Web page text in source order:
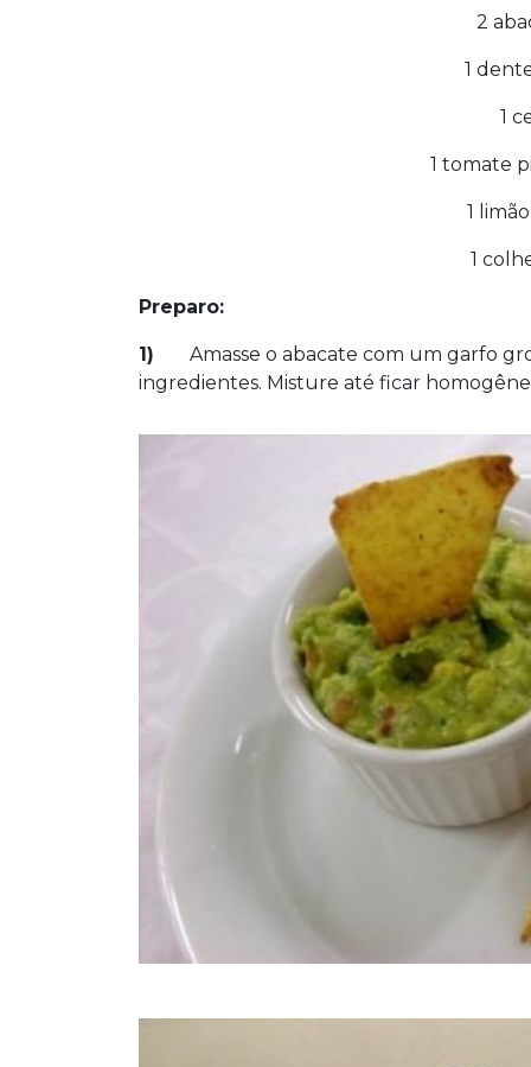
2
1
1
1 tomate
1
1
Preparo:
1) Amasse o abacate com um garfo
ingredientes. Misture até ficar